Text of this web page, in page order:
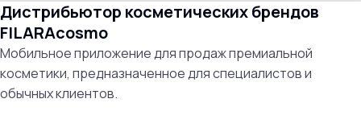
Дистрибьютор косметических брендов
FILARAcosmo
Мобильное приложение для продаж премиальной
косметики, предназначенное для специалистов и
обычных клиентов.